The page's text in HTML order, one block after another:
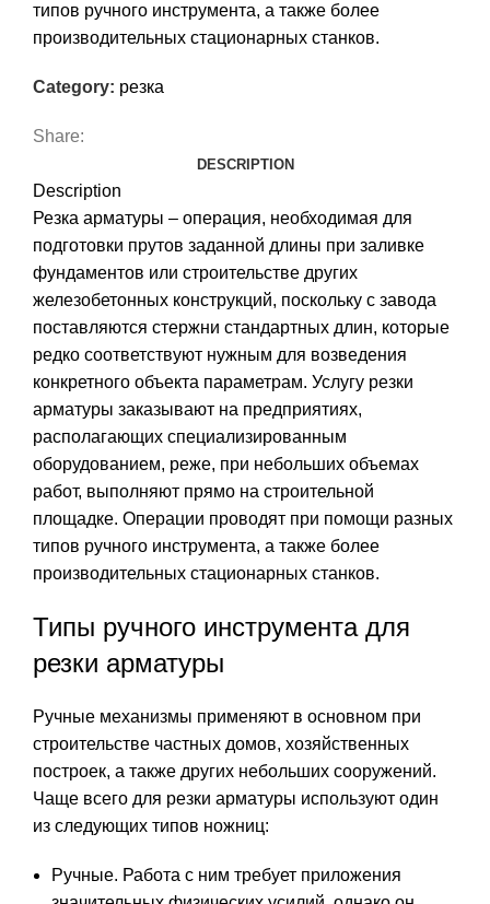
типов ручного инструмента, а также более
производительных стационарных станков.
Category: резка
Share:
DESCRIPTION
Description
Резка арматуры – операция, необходимая для
подготовки прутов заданной длины при заливке
фундаментов или строительстве других
железобетонных конструкций, поскольку с завода
поставляются стержни стандартных длин, которые
редко соответствуют нужным для возведения
конкретного объекта параметрам. Услугу резки
арматуры заказывают на предприятиях,
располагающих специализированным
оборудованием, реже, при небольших объемах
работ, выполняют прямо на строительной
площадке. Операции проводят при помощи разных
типов ручного инструмента, а также более
производительных стационарных станков.
Типы ручного инструмента для
резки арматуры
Ручные механизмы применяют в основном при
строительстве частных домов, хозяйственных
построек, а также других небольших сооружений.
Чаще всего для резки арматуры используют один
из следующих типов ножниц:
Ручные. Работа с ним требует приложения